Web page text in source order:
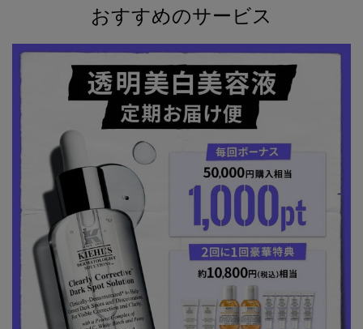
おすすめのサービス